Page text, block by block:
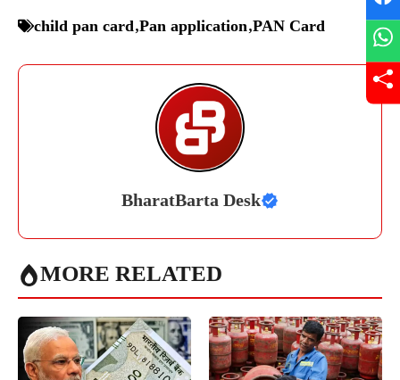
child pan card,Pan application,PAN Card
BharatBarta Desk
MORE RELATED